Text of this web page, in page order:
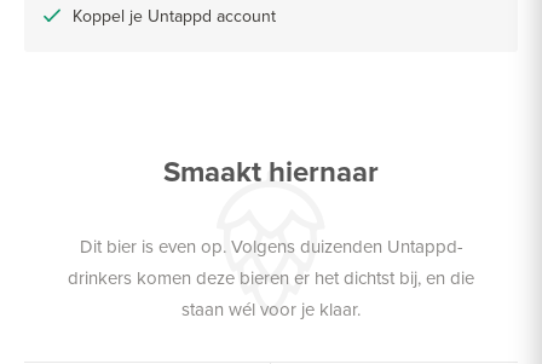
Koppel je Untappd account
Smaakt hiernaar
Dit bier is even op. Volgens duizenden Untappd-
drinkers komen deze bieren er het dichtst bij, en die
staan wél voor je klaar.